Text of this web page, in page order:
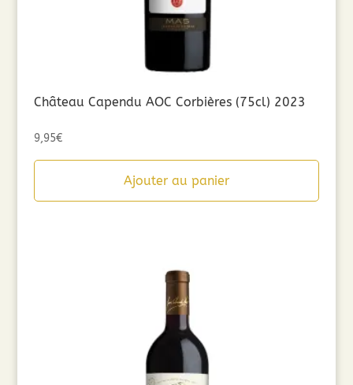
Château Capendu AOC Corbières (75cl) 2023
9,95€
Ajouter au panier